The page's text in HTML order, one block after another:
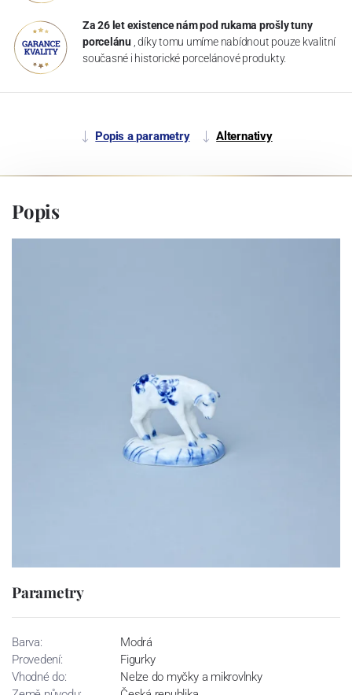
Za 26 let existence nám pod rukama prošly tuny
porcelánu , díky tomu umíme nabídnout pouze kvalitní
současné i historické porcelánové produkty.
Popis a parametry Alternativy
Popis
Parametry
Barva:
Modrá
Provedení:
Figurky
Vhodné do:
Nelze do myčky a mikrovlnky